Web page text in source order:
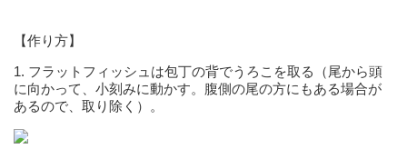
【作り方】
1. フラットフィッシュは包丁の背でうろこを取る（尾から頭
に向かって、小刻みに動かす。腹側の尾の方にもある場合が
あるので、取り除く）。